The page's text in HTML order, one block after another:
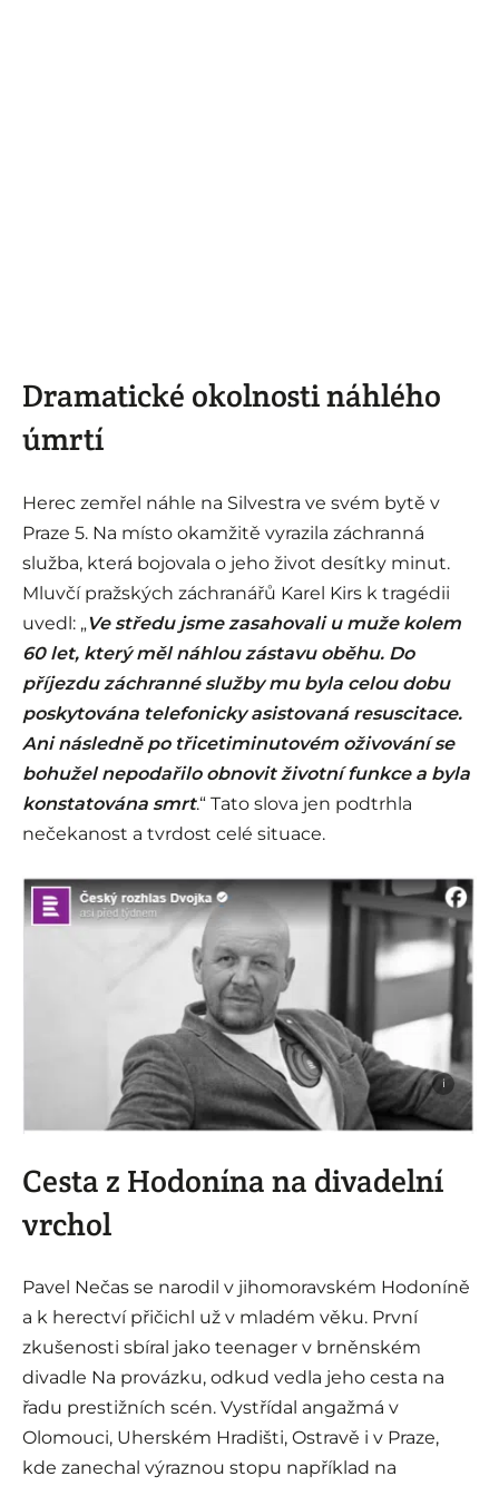
Dramatické okolnosti náhlého
úmrtí
Herec zemřel náhle na Silvestra ve svém bytě v
Praze 5. Na místo okamžitě vyrazila záchranná
služba, která bojovala o jeho život desítky minut.
Mluvčí pražských záchranářů Karel Kirs k tragédii
uvedl: „Ve středu jsme zasahovali u muže kolem
60 let, který měl náhlou zástavu oběhu. Do
příjezdu záchranné služby mu byla celou dobu
poskytována telefonicky asistovaná resuscitace.
Ani následně po třicetiminutovém oživování se
bohužel nepodařilo obnovit životní funkce a byla
konstatována smrt.“ Tato slova jen podtrhla
nečekanost a tvrdost celé situace.
i
Cesta z Hodonína na divadelní
vrchol
Pavel Nečas se narodil v jihomoravském Hodoníně
a k herectví přičichl už v mladém věku. První
zkušenosti sbíral jako teenager v brněnském
divadle Na provázku, odkud vedla jeho cesta na
řadu prestižních scén. Vystřídal angažmá v
Olomouci, Uherském Hradišti, Ostravě i v Praze,
kde zanechal výraznou stopu například na